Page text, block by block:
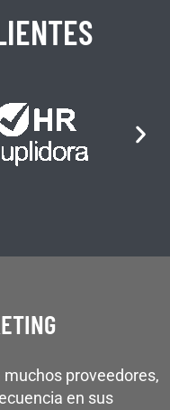
proveedores,
en sus